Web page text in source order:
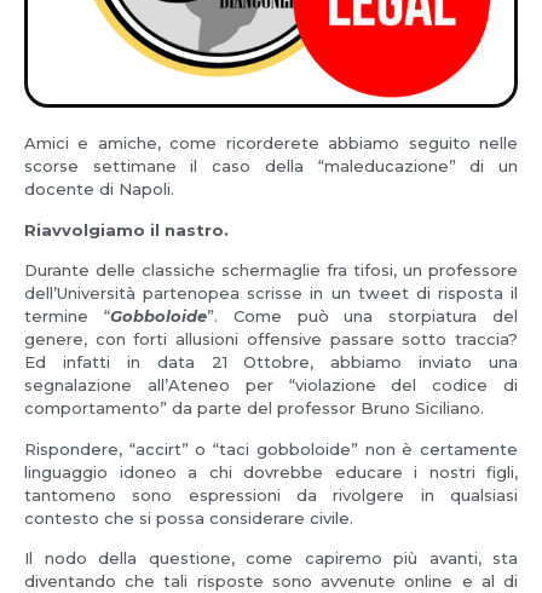
Amici e amiche, come ricorderete abbiamo seguito nelle
scorse settimane il caso della “maleducazione” di un
docente di Napoli.
Riavvolgiamo il nastro.
Durante delle classiche schermaglie fra tifosi, un professore
dell’Università partenopea scrisse in un tweet di risposta il
termine “Gobboloide”. Come può una storpiatura del
genere, con forti allusioni offensive passare sotto traccia?
Ed infatti in data 21 Ottobre, abbiamo inviato una
segnalazione all’Ateneo per “violazione del codice di
comportamento” da parte del professor Bruno Siciliano.
Rispondere, “accirt” o “taci gobboloide” non è certamente
linguaggio idoneo a chi dovrebbe educare i nostri figli,
tantomeno sono espressioni da rivolgere in qualsiasi
contesto che si possa considerare civile.
Il nodo della questione, come capiremo più avanti, sta
diventando che tali risposte sono avvenute online e al di